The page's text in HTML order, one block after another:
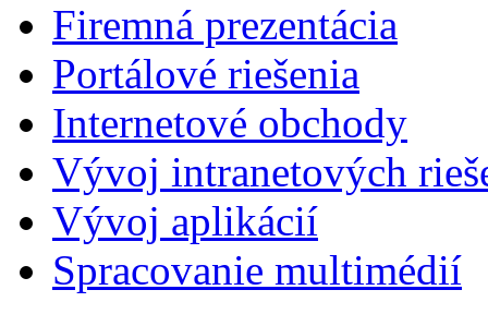
Firemná prezentácia
Portálové riešenia
Internetové obchody
Vývoj intranetových
Vývoj aplikácií
Spracovanie multimédií